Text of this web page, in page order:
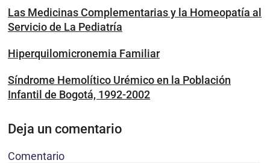
Las Medicinas Complementarias y la Homeopatía al
Servicio de La Pediatría
Hiperquilomicronemia Familiar
Síndrome Hemolítico Urémico en la Población
Infantil de Bogotá, 1992-2002
Deja un comentario
Comentario